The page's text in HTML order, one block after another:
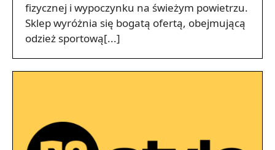
fizycznej i wypoczynku na świeżym powietrzu.
Sklep wyróżnia się bogatą ofertą, obejmującą
odzież sportową[...]